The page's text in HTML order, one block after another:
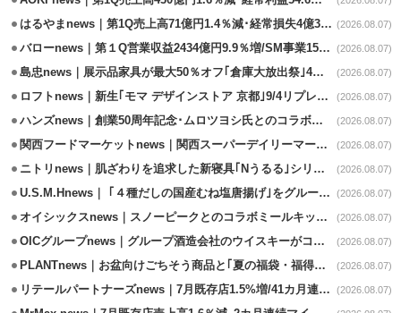
はるやまnews｜第1Q売上高71億円1.4％減･経常損失4億3800万円 (2026.08.07)
バローnews｜第１Q営業収益2434億円9.9％増/SM事業15.5％増と絶好調 (2026.08.07)
島忠news｜展示品家具が最大50％オフ｢倉庫大放出祭｣4店舗限定で開催 (2026.08.07)
ロフトnews｜新生｢モマ デザインストア 京都｣9/4リプレイスオープン (2026.08.07)
ハンズnews｜創業50周年記念･ムロツヨシ氏とのコラボ企画｢ムロハンズ｣開催 (2026.08.07)
関西フードマーケットnews｜関西スーパーデイリーマート蒲生店8/7改装 (2026.08.07)
ニトリnews｜肌ざわりを追求した新寝具｢Nうるる｣シリーズを発売 (2026.08.07)
U.S.M.Hnews｜ ｢４種だしの国産むね塩唐揚げ｣をグループ610店で共同販促 (2026.08.07)
オイシックスnews｜スノーピークとのコラボミールキット8/13発売 (2026.08.07)
OICグループnews｜グループ酒造会社のウイスキーがコンペティション受賞 (2026.08.07)
PLANTnews｜お盆向けごちそう商品と｢夏の福袋・福得カート｣8/8から開催 (2026.08.07)
リテールパートナーズnews｜7月既存店1.5%増/41カ月連続増 (2026.08.07)